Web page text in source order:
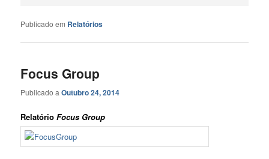
Publicado em Relatórios
Focus Group
Publicado aOutubro 24, 2014
Relatório Focus Group